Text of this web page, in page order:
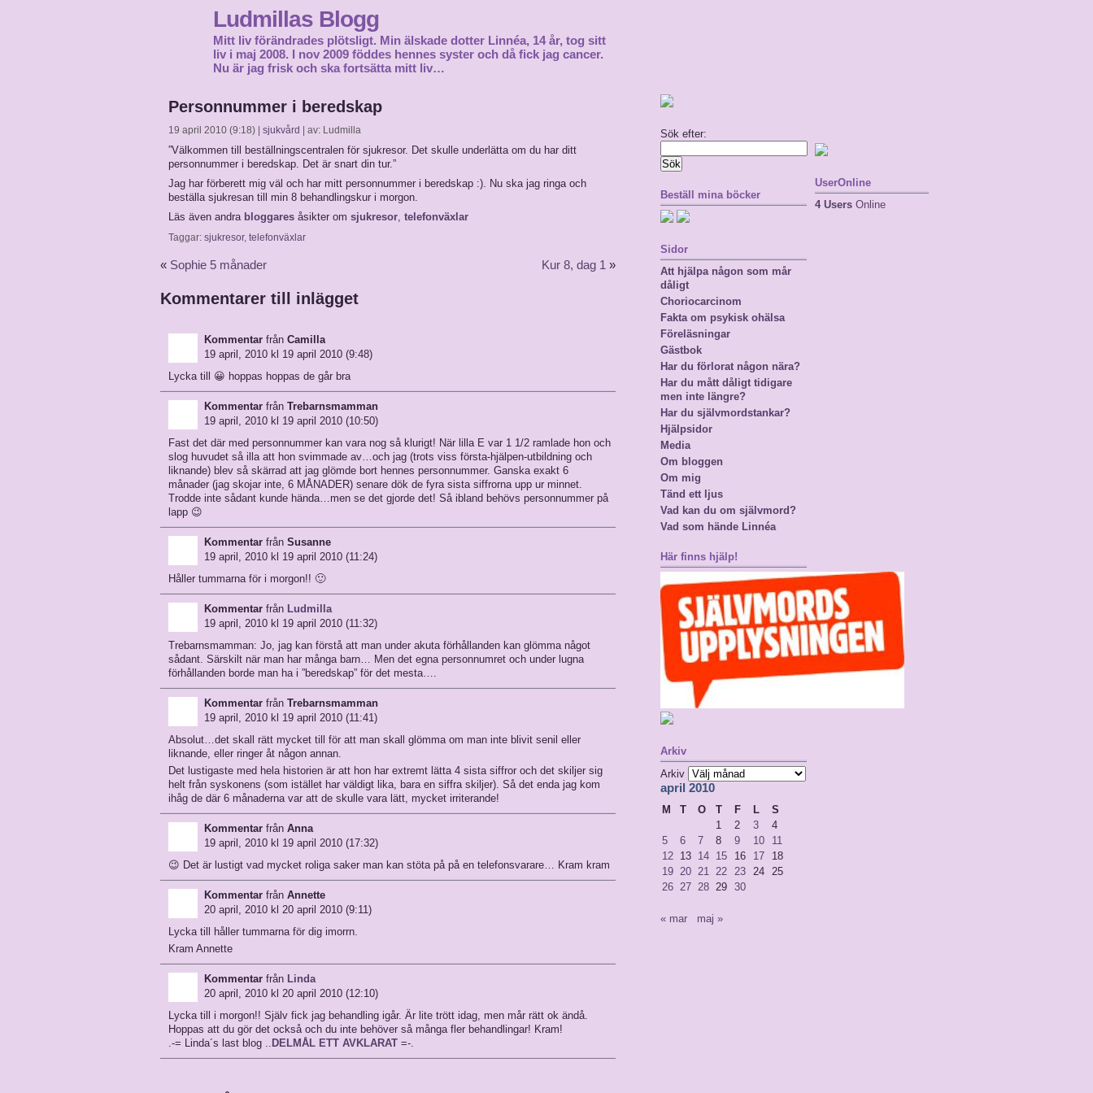
Ludmillas Blogg
Mitt liv förändrades plötsligt. Min älskade dotter Linnéa, 14 år, tog sitt
liv i maj 2008. I nov 2009 föddes hennes syster och då fick jag cancer.
Nu är jag frisk och ska fortsätta mitt liv…
Personnummer i beredskap
19 april 2010 (9:18) | sjukvård | av: Ludmilla
”Välkommen till beställningscentralen för sjukresor. Det skulle underlätta om du har ditt
personnummer i beredskap. Det är snart din tur.”
Jag har förberett mig väl och har mitt personnummer i beredskap :). Nu ska jag ringa och
beställa sjukresan till min 8 behandlingskur i morgon.
Läs även andra bloggares åsikter om sjukresor, telefonväxlar
Taggar: sjukresor, telefonväxlar
« Sophie 5 månader Kur 8, dag 1 »
Kommentarer till inlägget
Kommentar från Camilla
19 april, 2010 kl 19 april 2010 (9:48)
Lycka till 😀 hoppas hoppas de går bra
Kommentar från Trebarnsmamman
19 april, 2010 kl 19 april 2010 (10:50)
Fast det där med personnummer kan vara nog så klurigt! När lilla E var 1 1/2 ramlade hon och
slog huvudet så illa att hon svimmade av…och jag (trots viss första-hjälpen-utbildning och
liknande) blev så skärrad att jag glömde bort hennes personnummer. Ganska exakt 6
månader (jag skojar inte, 6 MÅNADER) senare dök de fyra sista siffrorna upp ur minnet.
Trodde inte sådant kunde hända…men se det gjorde det! Så ibland behövs personnummer på
lapp 😉
Kommentar från Susanne
19 april, 2010 kl 19 april 2010 (11:24)
Håller tummarna för i morgon!! 🙂
Kommentar från Ludmilla
19 april, 2010 kl 19 april 2010 (11:32)
Trebarnsmamman: Jo, jag kan förstå att man under akuta förhållanden kan glömma något
sådant. Särskilt när man har många barn… Men det egna personnumret och under lugna
förhållanden borde man ha i ”beredskap” för det mesta….
Kommentar från Trebarnsmamman
19 april, 2010 kl 19 april 2010 (11:41)
Absolut…det skall rätt mycket till för att man skall glömma om man inte blivit senil eller
liknande, eller ringer åt någon annan.
Det lustigaste med hela historien är att hon har extremt lätta 4 sista siffror och det skiljer sig
helt från syskonens (som istället har väldigt lika, bara en siffra skiljer). Så det enda jag kom
ihåg de där 6 månaderna var att de skulle vara lätt, mycket irriterande!
Kommentar från Anna
19 april, 2010 kl 19 april 2010 (17:32)
😉 Det är lustigt vad mycket roliga saker man kan stöta på på en telefonsvarare… Kram kram
Kommentar från Annette
20 april, 2010 kl 20 april 2010 (9:11)
Lycka till håller tummarna för dig imorrn.
Kram Annette
Kommentar från Linda
20 april, 2010 kl 20 april 2010 (12:10)
Lycka till i morgon!! Själv fick jag behandling igår. Är lite trött idag, men mår rätt ok ändå.
Hoppas att du gör det också och du inte behöver så många fler behandlingar! Kram!
.-= Linda´s last blog .. DELMÅL ETT AVKLARAT =-.
Sök efter:
Beställ mina böcker
Sidor
Att hjälpa någon som mår
dåligt
Choriocarcinom
Fakta om psykisk ohälsa
Föreläsningar
Gästbok
Har du förlorat någon nära?
Har du mått dåligt tidigare
men inte längre?
Har du självmordstankar?
Hjälpsidor
Media
Om bloggen
Om mig
Tänd ett ljus
Vad kan du om självmord?
Vad som hände Linnéa
Här finns hjälp!
Arkiv
Arkiv
april 2010
M T O T F L
S
1
2 3
4
5
6 7 8 9 10
11
12 13 14 15 16 17
18
19 20 21 22 23 24 25
26 27 28 29 30
« mar maj »
UserOnline
4 Users Online